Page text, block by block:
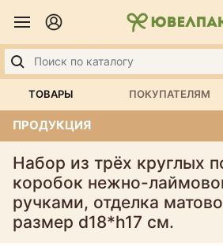
ТОВАРЫ ПОКУПАТЕЛЯМ
ПРОДУКЦИЯ
Набор из трёх круглых
коробок нежно-
ручками, отделка
размер d18*h17 см.